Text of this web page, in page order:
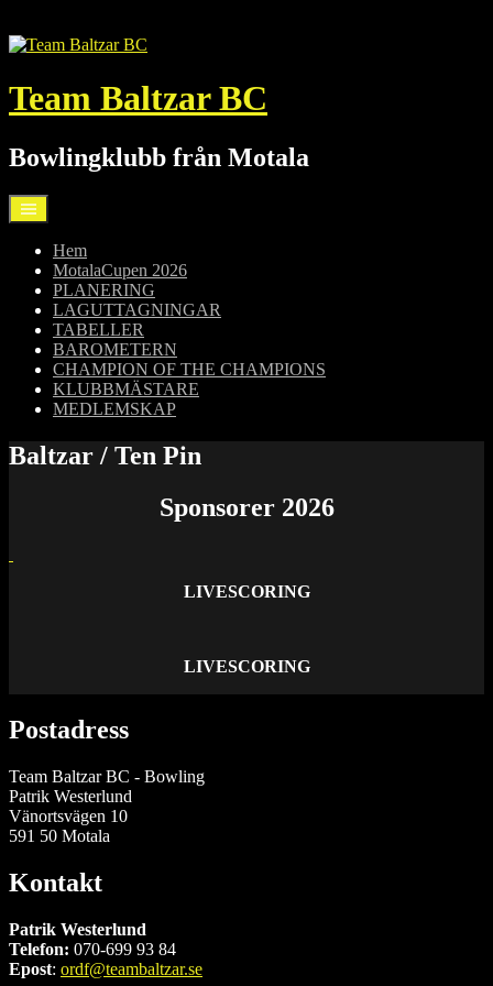
till
Team Baltzar BC
Bowlingklubb från Motala
Hem
MotalaCupen 2026
PLANERING
LAGUTTAGNINGAR
TABELLER
BAROMETERN
CHAMPION OF THE CHAMPIONS
KLUBBMÄSTARE
MEDLEMSKAP
Baltzar / Ten Pin
Sponsorer 2026
LIVESCORING
LIVESCORING
Postadress
Team Baltzar BC - Bowling
Patrik Westerlund
Vänortsvägen 10
591 50 Motala
Kontakt
Patrik Westerlund
Telefon: 070-699 93 84
Epost: ordf@teambaltzar.se